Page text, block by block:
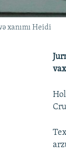
xanımı Heidi